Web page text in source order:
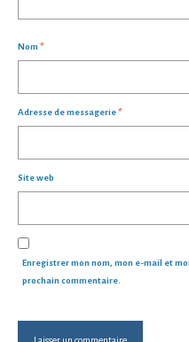
Nom *
Adresse de messagerie*
Site web
Enregistrer mon nom, mon e-mail et
prochain commentaire.